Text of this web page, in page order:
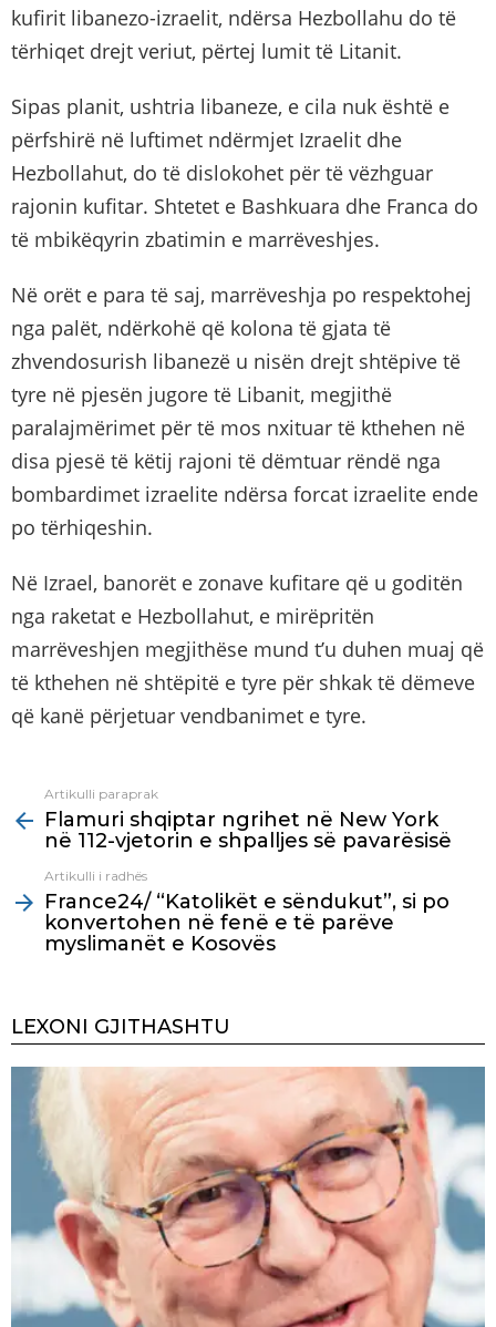
kufirit libanezo-izraelit, ndërsa Hezbollahu do të
tërhiqet drejt veriut, përtej lumit të Litanit.
Sipas planit, ushtria libaneze, e cila nuk është e
përfshirë në luftimet ndërmjet Izraelit dhe
Hezbollahut, do të dislokohet për të vëzhguar
rajonin kufitar. Shtetet e Bashkuara dhe Franca do
të mbikëqyrin zbatimin e marrëveshjes.
Në orët e para të saj, marrëveshja po respektohej
nga palët, ndërkohë që kolona të gjata të
zhvendosurish libanezë u nisën drejt shtëpive të
tyre në pjesën jugore të Libanit, megjithë
paralajmërimet për të mos nxituar të kthehen në
disa pjesë të këtij rajoni të dëmtuar rëndë nga
bombardimet izraelite ndërsa forcat izraelite ende
po tërhiqeshin.
Në Izrael, banorët e zonave kufitare që u goditën
nga raketat e Hezbollahut, e mirëpritën
marrëveshjen megjithëse mund t’u duhen muaj që
të kthehen në shtëpitë e tyre për shkak të dëmeve
që kanë përjetuar vendbanimet e tyre.
more
Artikulli paraprak
Flamuri shqiptar ngrihet në New York
në 112-vjetorin e shpalljes së pavarësisë
Artikulli i radhës
France24/ “Katolikët e sëndukut”, si po
konvertohen në fenë e të parëve
myslimanët e Kosovës
LEXONI GJITHASHTU